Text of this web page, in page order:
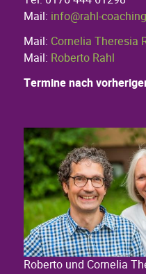
Mail: info@rahl-
Mail: Cornelia Theresia
Mail: Roberto Rahl
Termine nach
Roberto und Cornelia